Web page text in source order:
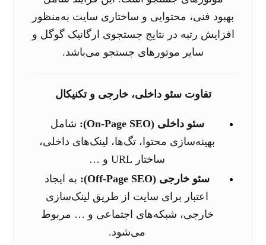
بهبود فنی، محتوایی و ساختاری سایت به‌منظور
افزایش رتبه در نتایج جستجوی ارگانیک گوگل و
سایر موتورهای جستجو می‌باشد.
تفاوت سئو داخلی، خارجی و تکنیکال
سئو داخلی (On-Page SEO):
شامل
بهینه‌سازی محتوا، تگ‌ها، لینک‌های داخلی،
ساختار URL و …
سئو خارجی (Off-Page SEO):
به ایجاد
اعتبار برای سایت از طریق لینک‌سازی
خارجی، شبکه‌های اجتماعی و … مربوط
می‌شود.